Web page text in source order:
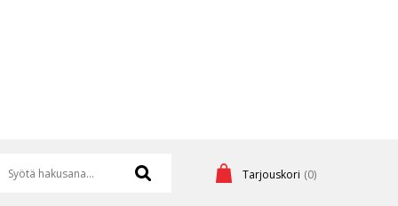
Tarjouskori (0)